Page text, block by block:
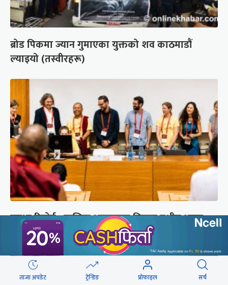
ब्रोड पिकमा ज्यान गुमाएका युक्तको शव काठमाडौं
ल्याइयो (तस्वीरहरू)
सुरक्षा रिपोर्ट : प्राज्ञिक आवरणमा तिब्बत पक्षीय भाष्य
निर्माणको योजना
ताजा अपडेट ट्रेन्डिङ प्रोफाइल सर्च